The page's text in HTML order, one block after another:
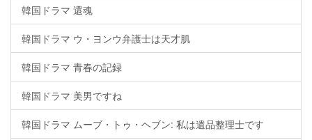
韓国ドラマ 還魂
韓国ドラマ ウ・ヨンウ弁護士は天才肌
韓国ドラマ 青春の記録
韓国ドラマ 美男ですね
韓国ドラマ ムーブ・トゥ・ヘブン: 私は遺品整理士です